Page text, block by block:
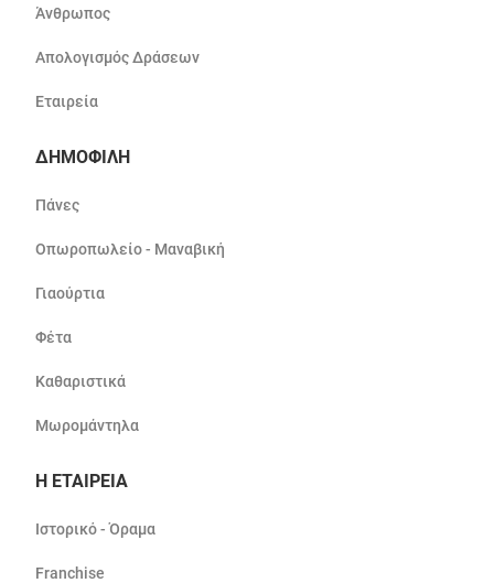
Άνθρωπος
Απολογισμός Δράσεων
Εταιρεία
ΔΗΜΟΦΙΛΗ
Πάνες
Οπωροπωλείο - Μαναβική
Γιαούρτια
Φέτα
Καθαριστικά
Μωρομάντηλα
Η ΕΤΑΙΡΕΙΑ
Ιστορικό - Όραμα
Franchise